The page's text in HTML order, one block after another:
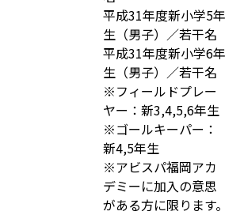
平成31年度新小学5年
生（男子）／若干名
平成31年度新小学6年
生（男子）／若干名
※フィールドプレー
ヤー：新3,4,5,6年生
※ゴールキーパー：
新4,5年生
※アビスパ福岡アカ
デミーに加入の意思
がある方に限ります。